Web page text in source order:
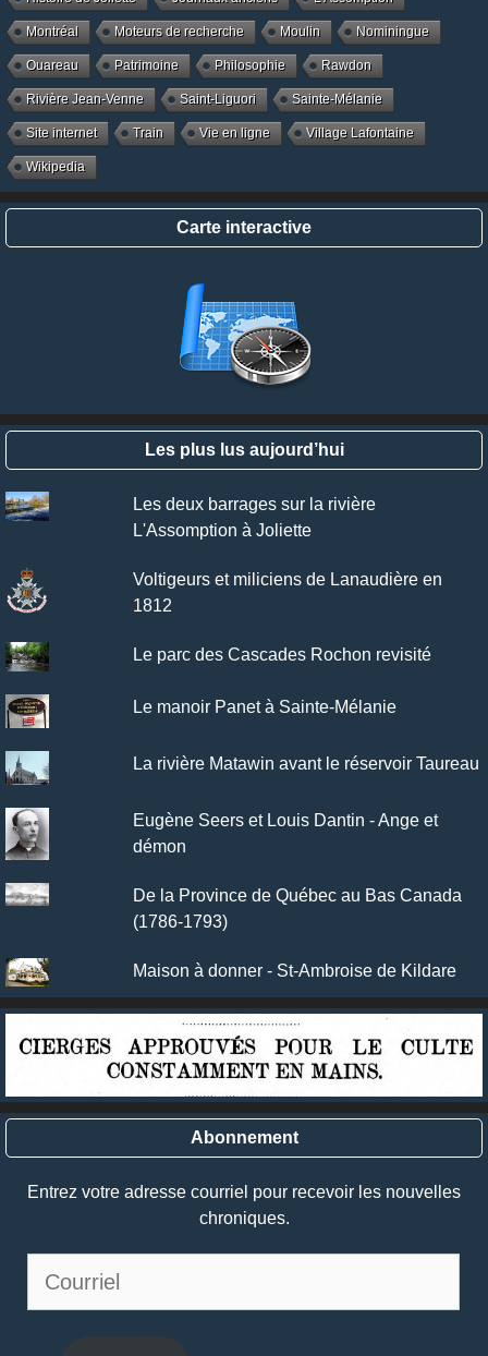
Montréal Moteurs de recherche Moulin Nominingue
Ouareau Patrimoine Philosophie Rawdon
Rivière Jean-Venne Saint-Liguori Sainte-Mélanie
Site internet Train Vie en ligne Village Lafontaine
Wikipedia
Carte interactive
Les plus lus aujourd’hui
Les deux barrages sur la rivière
L'Assomption à Joliette
Voltigeurs et miliciens de Lanaudière en
1812
Le parc des Cascades Rochon revisité
Le manoir Panet à Sainte-Mélanie
La rivière Matawin avant le réservoir Taureau
Eugène Seers et Louis Dantin - Ange et
démon
De la Province de Québec au Bas Canada
(1786-1793)
Maison à donner - St-Ambroise de Kildare
Abonnement
Entrez votre adresse courriel pour recevoir les nouvelles
chroniques.